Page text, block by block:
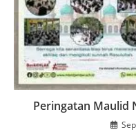
Peringatan Maulid